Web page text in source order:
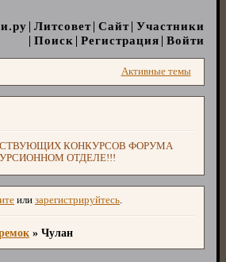
Литсовет Сайт Участники
Поиск
Регистрация Войти
Активные темы
КОНКУРСОВ ФОРУМА
ОТДЕЛЕ!!!
или зарегистрируйтесь.
» Чулан